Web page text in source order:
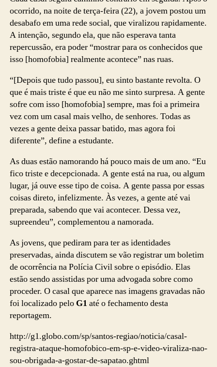
ocorrido, na noite de terça-feira (22), a jovem postou um
desabafo em uma rede social, que viralizou rapidamente.
A intenção, segundo ela, que não esperava tanta
repercussão, era poder “mostrar para os conhecidos que
isso [homofobia] realmente acontece” nas ruas.
“[Depois que tudo passou], eu sinto bastante revolta. O
que é mais triste é que eu não me sinto surpresa. A gente
sofre com isso [homofobia] sempre, mas foi a primeira
vez com um casal mais velho, de senhores. Todas as
vezes a gente deixa passar batido, mas agora foi
diferente”, define a estudante.
As duas estão namorando há pouco mais de um ano. “Eu
fico triste e decepcionada. A gente está na rua, ou algum
lugar, já ouve esse tipo de coisa. A gente passa por essas
coisas direto, infelizmente. Às vezes, a gente até vai
preparada, sabendo que vai acontecer. Dessa vez,
supreendeu”, complementou a namorada.
As jovens, que pediram para ter as identidades
preservadas, ainda discutem se vão registrar um boletim
de ocorrência na Polícia Civil sobre o episódio. Elas
estão sendo assistidas por uma advogada sobre como
proceder. O casal que aparece nas imagens gravadas não
foi localizado pelo G1 até o fechamento desta
reportagem.
http://g1.globo.com/sp/santos-regiao/noticia/casal-
registra-ataque-homofobico-em-sp-e-video-viraliza-nao-
sou-obrigada-a-gostar-de-sapatao.ghtml